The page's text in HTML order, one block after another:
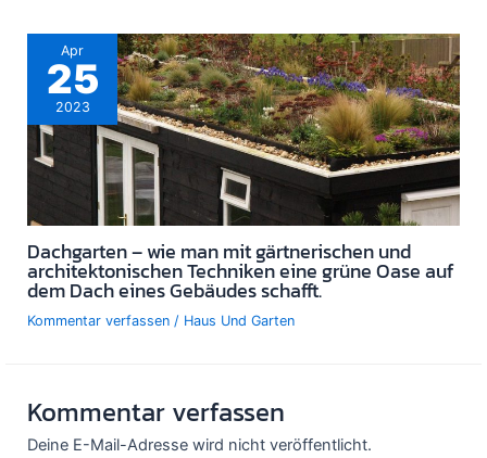
Apr
25
2023
Dachgarten – wie man mit gärtnerischen und
architektonischen Techniken eine grüne Oase auf
dem Dach eines Gebäudes schafft.
Kommentar verfassen / Haus Und Garten
Kommentar verfassen
Deine E-Mail-Adresse wird nicht veröffentlicht.